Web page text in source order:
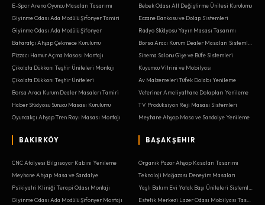
E-Spor Arena Oyuncu Masaları Tasarımı
Giyinme Odası Ada Modülü Şifonyer Tamiri
Giyinme Odası Ada Modülü Şifonyer
Baharatçı Ahşap Çekmece Kurulumu
Pizzacı Hamur Açma Masası Montajı
Çikolata Dükkanı Teşhir Üniteleri Montajı
Çikolata Dükkanı Teşhir Üniteleri
Borsa Aracı Kurum Dealer Masaları Tamiri
Haber Stüdyosu Sunucu Masası Kurulumu
Oyuncakçı Ahşap Tren Rayı Masası Montajı
Bebek Odası Alt Değiştirme Ünitesi Kurulumu
Eczane Bankosu ve Dolap Sistemleri
Radyo Stüdyosu Yayın Masası Tasarımı
Sinema Salonu Gişe ve Büfe Sistemleri
Kuyumcu Vitrini ve Mobilyası
Av Malzemeleri Tüfek Dolabı Yenileme
Veteriner Ameliyathane Dolapları Yenileme
TV Prodüksiyon Reji Masası Sistemleri
Meyhane Ahşap Masa ve Sandalye Yenileme
BAKIRKÖY
CNC Atölyesi Bilgisayar Kabini Yenileme
Meyhane Ahşap Masa ve Sandalye
Psikiyatri Kliniği Terapi Odası Montajı
Giyinme Odası Ada Modülü Şifonyer Montajı
BAŞAKŞEHIR
Organik Pazar Ahşap Kasaları Tasarımı
Teknoloji Mağazası Deneyim Masaları